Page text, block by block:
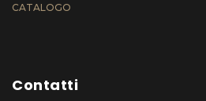
CATALOGO
Contatti